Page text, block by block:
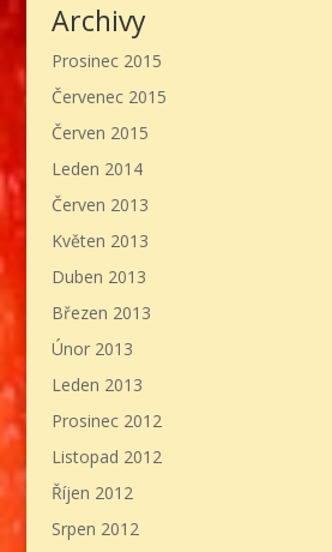
Archivy
Prosinec 2015
Červenec 2015
Červen 2015
Leden 2014
Červen 2013
Květen 2013
Duben 2013
Březen 2013
Únor 2013
Leden 2013
Prosinec 2012
Listopad 2012
Říjen 2012
Srpen 2012